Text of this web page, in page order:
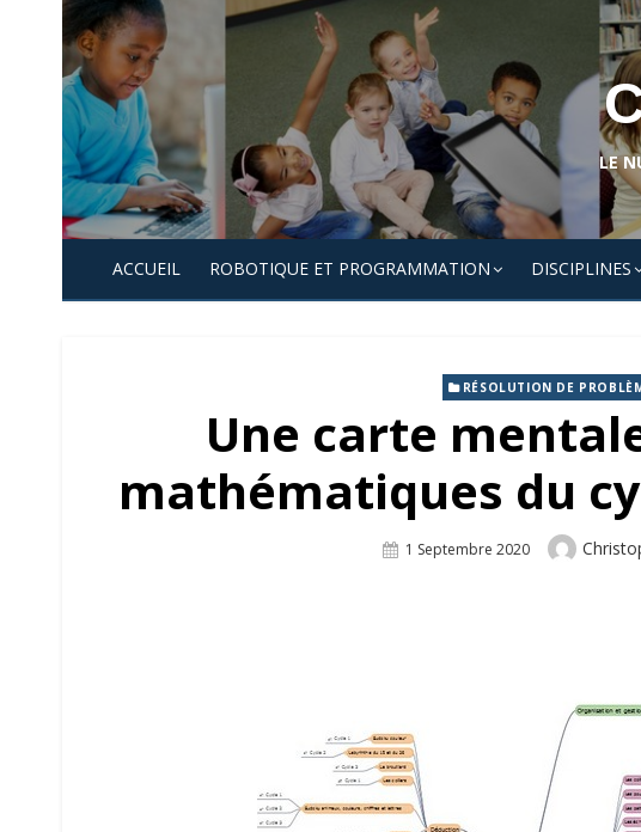
Skip
to
content
LE
ACCUEIL ROBOTIQUE ET PROGRAMMATION DISCIPLINES
RÉSOLUTION DE
Une carte
mathématiques du
Posted
1 Septembre 2020 Author